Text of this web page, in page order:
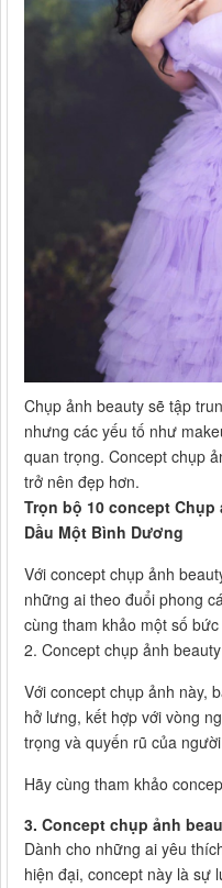
Chụp ảnh beauty sẽ tập
nhưng các yếu tố như
quan trọng. Concept chụp
trở nên đẹp hơn.
Trọn bộ 10 concept
Dầu Một Bình Dương
Với concept chụp ảnh
những ai theo đuổi phong
cùng tham khảo một số
2. Concept chụp ảnh
Với concept chụp ảnh này,
hở lưng, kết hợp với vòng
trọng và quyến rũ của
Hãy cùng tham khảo
3. Concept chụp ảnh
Dành cho những ai yêu
hiện đại, concept này là sự